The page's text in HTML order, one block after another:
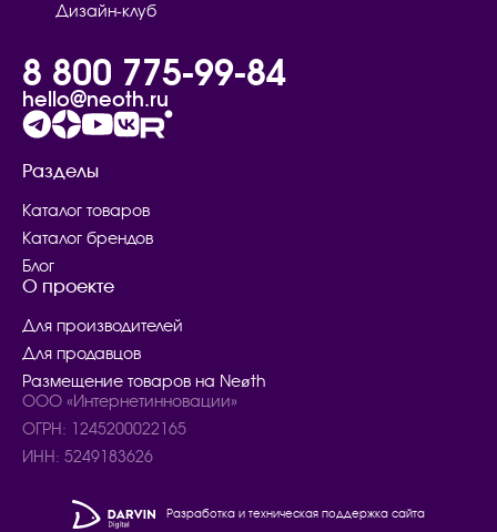
Дизайн-клуб
8 800 775-99-84
hello@neoth.ru
Разделы
Каталог товаров
Каталог брендов
Блог
О проекте
Для производителей
Для продавцов
Размещение товаров на Neøth
ООО «Интернетинновации»
ОГРН: 1245200022165
ИНН: 5249183626
Разработка и техническая поддержка сайта